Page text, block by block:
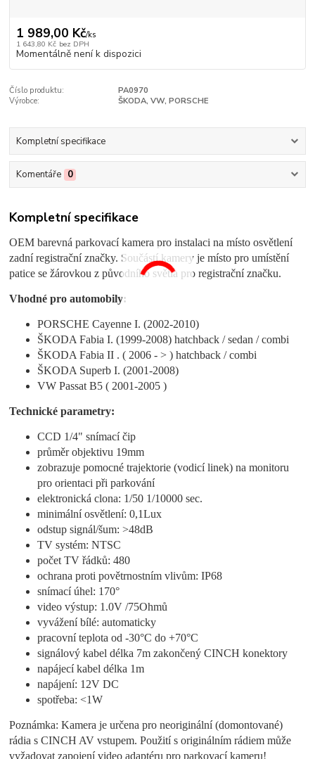
1 989,00 Kč/ks
1 643,80 Kč bez DPH
Momentálně není k dispozici
Číslo produktu:
PA0970
Výrobce:
ŠKODA, VW, PORSCHE
Kompletní specifikace
Komentáře 0
Kompletní specifikace
OEM barevná parkovací kamera pro instalaci na místo osvětlení
zadní registrační značky. Součástí kamery je místo pro umístění
patice se žárovkou z původního světla pro registrační značku.
Vhodné pro automobily:
PORSCHE Cayenne I. (2002-2010)
ŠKODA Fabia I. (1999-2008) hatchback / sedan / combi
ŠKODA Fabia II . ( 2006 - > ) hatchback / combi
ŠKODA Superb I. (2001-2008)
VW Passat B5 ( 2001-2005 )
Technické parametry:
CCD 1/4" snímací čip
průměr objektivu 19mm
zobrazuje pomocné trajektorie (vodicí linek) na monitoru
pro orientaci při parkování
elektronická clona: 1/50 1/10000 sec.
minimální osvětlení: 0,1Lux
odstup signál/šum: >48dB
TV systém: NTSC
počet TV řádků: 480
ochrana proti povětrnostním vlivům: IP68
snímací úhel: 170°
video výstup: 1.0V /75Ohmů
vyvážení bílé: automaticky
pracovní teplota od -30°C do +70°C
signálový kabel délka 7m zakončený CINCH konektory
napájecí kabel délka 1m
napájení: 12V DC
spotřeba: <1W
Poznámka: Kamera je určena pro neoriginální (domontované)
rádia s CINCH AV vstupem. Použití s originálním rádiem může
vyžadovat zapojení video adaptéru pro parkovací kameru!